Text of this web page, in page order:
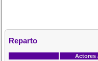
Reparto
Actores